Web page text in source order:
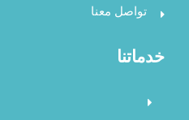
تواصل معنا
خدماتنا